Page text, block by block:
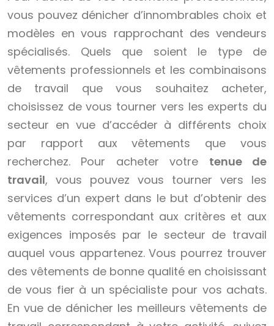
vous pouvez dénicher d’innombrables choix et
modèles en vous rapprochant des vendeurs
spécialisés. Quels que soient le type de
vêtements professionnels et les combinaisons
de travail que vous souhaitez acheter,
choisissez de vous tourner vers les experts du
secteur en vue d’accéder à différents choix
par rapport aux vêtements que vous
recherchez. Pour acheter votre tenue de
travail, vous pouvez vous tourner vers les
services d’un expert dans le but d’obtenir des
vêtements correspondant aux critères et aux
exigences imposés par le secteur de travail
auquel vous appartenez. Vous pourrez trouver
des vêtements de bonne qualité en choisissant
de vous fier à un spécialiste pour vos achats.
En vue de dénicher les meilleurs vêtements de